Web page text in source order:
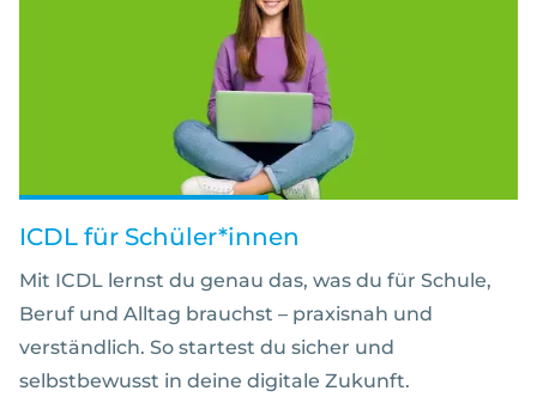
ICDL für Schüler*innen
Mit ICDL lernst du genau das, was du für Schule,
Beruf und Alltag brauchst – praxisnah und
verständlich. So startest du sicher und
selbstbewusst in deine digitale Zukunft.